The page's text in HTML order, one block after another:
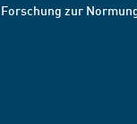
Forschung zur